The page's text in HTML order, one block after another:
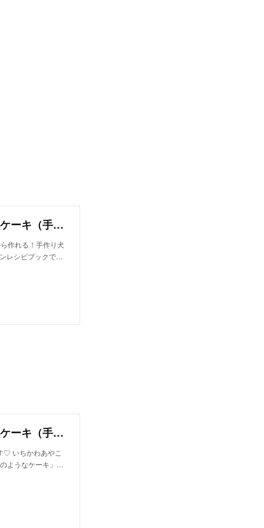
オーブン不要！チーズの形のカスタードポテトケーキ（手作り犬おやつレシピ）/単品購入｜いちかわあやこ（犬ごはん先生）｜note
作れる！手作り犬
レシピブックで…
オーブン不要！チーズの形のカスタードポテトケーキ（手作り犬おやつレシピ）｜いちかわあやこ（犬ごはん先生）｜note
♡ いちかわあやこ
ようなケーキ」…